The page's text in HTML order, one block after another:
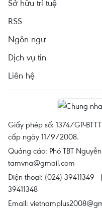
Sở hữu trí tuệ
RSS
Ngôn ngữ
Dịch vụ tin
Liên hệ
Giấy phép số: 1374/GP-
cấp ngày 11/9/2008.
Quảng cáo: Phó TBT
tamvna@gmail.com
Điện thoại: (024) 39411349 -
39411348
Email: